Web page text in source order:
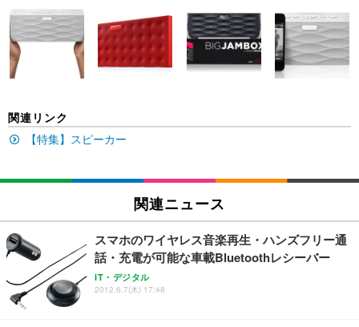
[EdoErgo] オフィスチェア 椅子 テレワーク 疲れな
い 跳ね上げ式アームレスト コンパクト 約105度ロッ
キング pc 事務椅子 360度回転 座面昇降 強化ナイロ
ン樹脂ベース 通気性メッシュ 在宅ワーク H-WY01
(黒網+黒枠+黒足)
￥5,699
ュチェア 人間工学 疲れない ブラック
￥27,999
Sezlife オフィスチェア デスクチェア 疲れない テレ
ワーク チェア 強化バックレスト 30度ロッキング機
レスト 3Dヘッドレスト ハンガー付き 高反発クッシ
ョン PCチェア 通気性メッシュ ゲーミング/勉強/事
務用 おしゃれ パソコンチェア (ブラック)
￥7,680
Sezlife オフィスチェア デスクチェア 疲れない テレ
EIZO ビジネス向けプレミアムモニター | FlexScan
EV3240X-WT | 31.5型4K UHD・USB Type-C・ホワ
イト
￥105,595
イト
【純正品】27"ゲーミングモニター DualSense 充電
フック付き（CFI-ZDM1J）
￥49,979
【整備済み品】Dell E2724HS 27インチ 液晶モニタ
Amazonベーシック ペットシーツ 薄型 レギュラー 1
回使い捨て 無香料 ホワイト 300枚
￥3,373
x2袋(84枚) ホワイト(吸収面:ライトブルー)
￥3,234
ネオ・ルーライフ ネオ・オムツ L 中型犬用 26枚入
り 単品
￥1,800
Smart Basic(スマートベーシック) 【Amazon.co.jp
関連リンク
【特集】スピーカー
関連ニュース
スマホのワイヤレス音楽再生・ハンズフリー通
話・充電が可能な車載Bluetoothレシーバー
IT・デジタル
2012.6.7(木) 17:48